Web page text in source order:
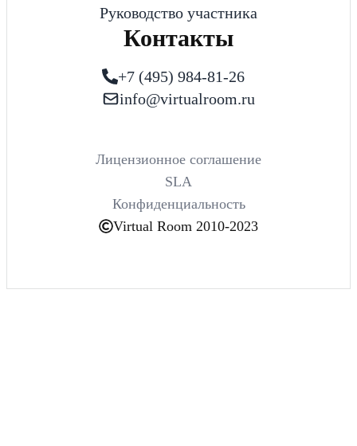
Руководство участника
Контакты
+7 (495) 984-81-26
info@virtualroom.ru
Virtual Room 2010-2023
Лицензионное соглашение
SLA
Конфиденциальность